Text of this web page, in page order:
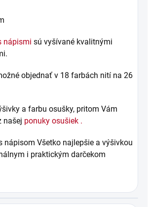
nápismi sú vyšívané kvalitnými
objednať v 18 farbách nití na 26
a farbu osušky, pritom Vám
našej ponuky osušiek .
nápisom Všetko najlepšie a výšivkou
i praktickým darčekom